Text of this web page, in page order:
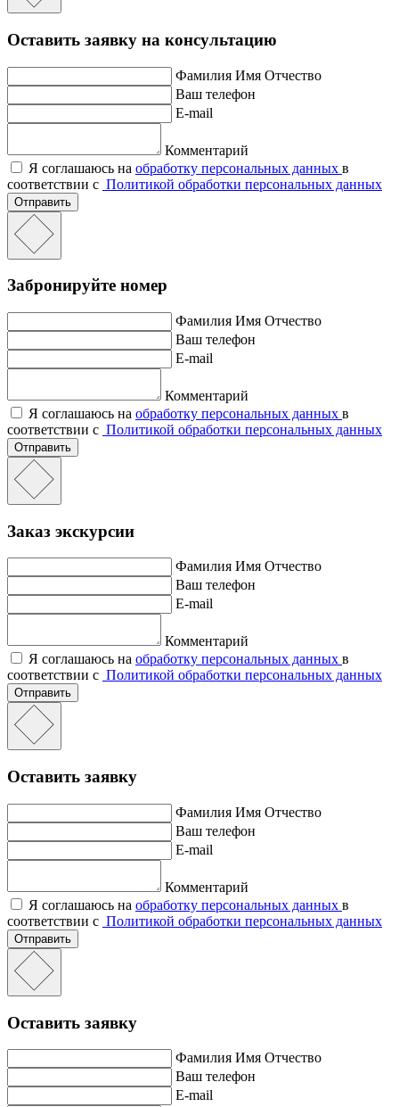
Оставить заявку на консультацию
Фамилия Имя Отчество
Ваш телефон
E-mail
Комментарий
Я соглашаюсь на обработку персональных данных в
соответствии с Политикой обработки персональных данных
Отправить
Забронируйте номер
Фамилия Имя Отчество
Ваш телефон
E-mail
Комментарий
Я соглашаюсь на обработку персональных данных в
соответствии с Политикой обработки персональных данных
Отправить
Заказ экскурсии
Фамилия Имя Отчество
Ваш телефон
E-mail
Комментарий
Я соглашаюсь на обработку персональных данных в
соответствии с Политикой обработки персональных данных
Отправить
Оставить заявку
Фамилия Имя Отчество
Ваш телефон
E-mail
Комментарий
Я соглашаюсь на обработку персональных данных в
соответствии с Политикой обработки персональных данных
Отправить
Оставить заявку
Фамилия Имя Отчество
Ваш телефон
E-mail